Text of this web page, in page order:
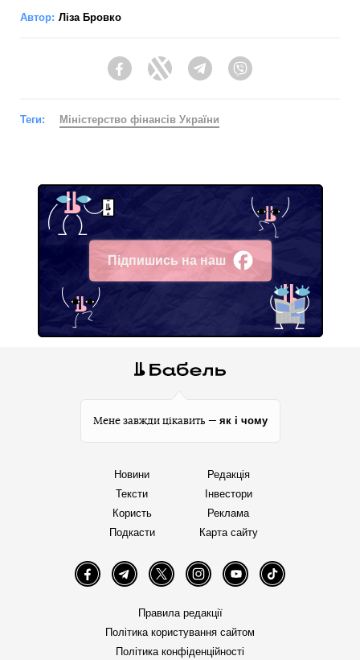
Автор: Ліза Бровко
FacebookTwitter Telegram
Теги: Міністерство фінансів України
Підпишись на наш
Facebook
Мене завжди цікавить — як і чому
Новини
Тексти
Користь
Подкасти
Редакція
Інвестори
Реклама
Карта сайту
FacebookTelegramTwitter InstagramYouTube TikTok
Правила редакції
Політика користування сайтом
Політика конфіденційності